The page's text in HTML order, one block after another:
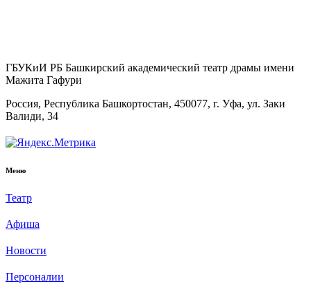
ГБУКиИ РБ Башкирский академический театр драмы имени
Мажита Гафури
Россия, Республика Башкортостан, 450077, г. Уфа, ул. Заки
Валиди, 34
Меню
Театр
Афиша
Новости
Персоналии